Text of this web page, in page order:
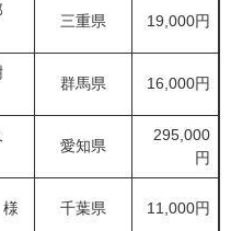
三重県 19,000円
群馬県 16,000円
愛知県
295,000
円
千葉県 11,000円